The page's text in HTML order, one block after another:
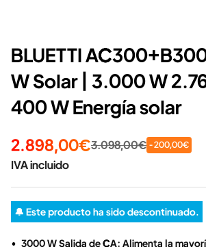
BLUETTI
W Solar | 3.000 W
400 W Energía solar
2.898,00€3.098,00€ - 200,00€
IVA incluido
🔔 Este producto ha sido descontinuado.
3000 W Salida de CA: Alimenta la